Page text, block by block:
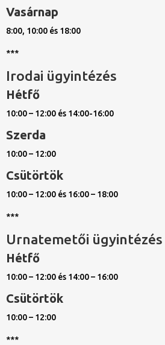
Vasárnap
8:00, 10:00 és 18:00
***
Irodai ügyintézés
Hétfő
10:00 – 12:00 és 14:00-16:00
Szerda
10:00 – 12:00
Csütörtök
10:00 – 12:00 és 16:00 – 18:00
***
Urnatemetői ügyintézés
Hétfő
10:00 – 12:00 és 14:00 – 16:00
Csütörtök
10:00 – 12:00
***